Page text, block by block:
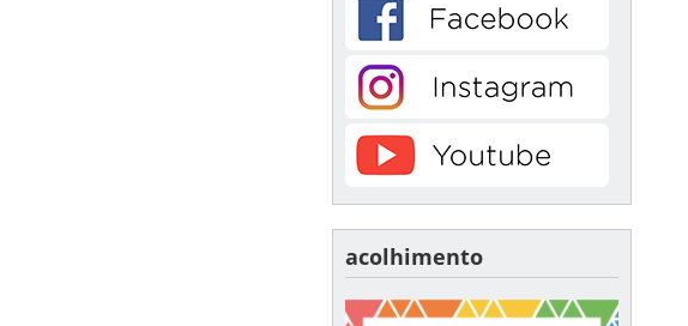
acolhimento